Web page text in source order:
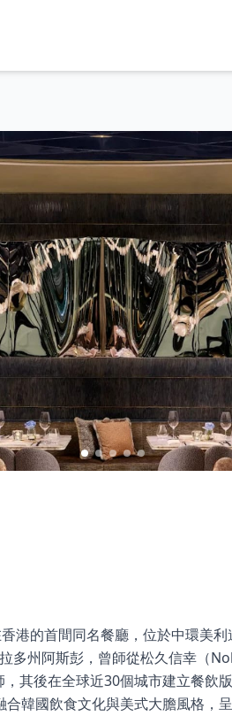
港的首間同名餐廳，位於中環美
多州阿斯彭，曾師從松久信幸（
後在全球近30個城市建立餐飲
韓國飲食文化與美式大膽風格，